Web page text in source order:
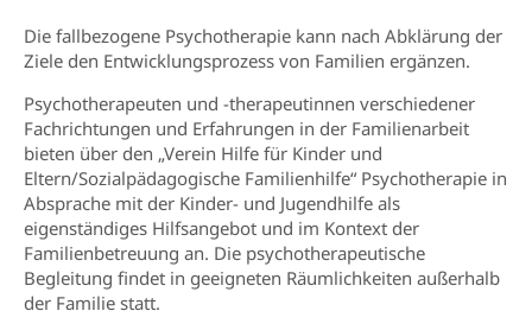
Die fallbezogene Psychotherapie kann nach Abklärung der
Ziele den Entwicklungsprozess von Familien ergänzen.
Psychotherapeuten und -therapeutinnen verschiedener
Fachrichtungen und Erfahrungen in der Familienarbeit
bieten über den „Verein Hilfe für Kinder und
Eltern/Sozialpädagogische Familienhilfe“ Psychotherapie in
Absprache mit der Kinder- und Jugendhilfe als
eigenständiges Hilfsangebot und im Kontext der
Familienbetreuung an. Die psychotherapeutische
Begleitung findet in geeigneten Räumlichkeiten außerhalb
der Familie statt.